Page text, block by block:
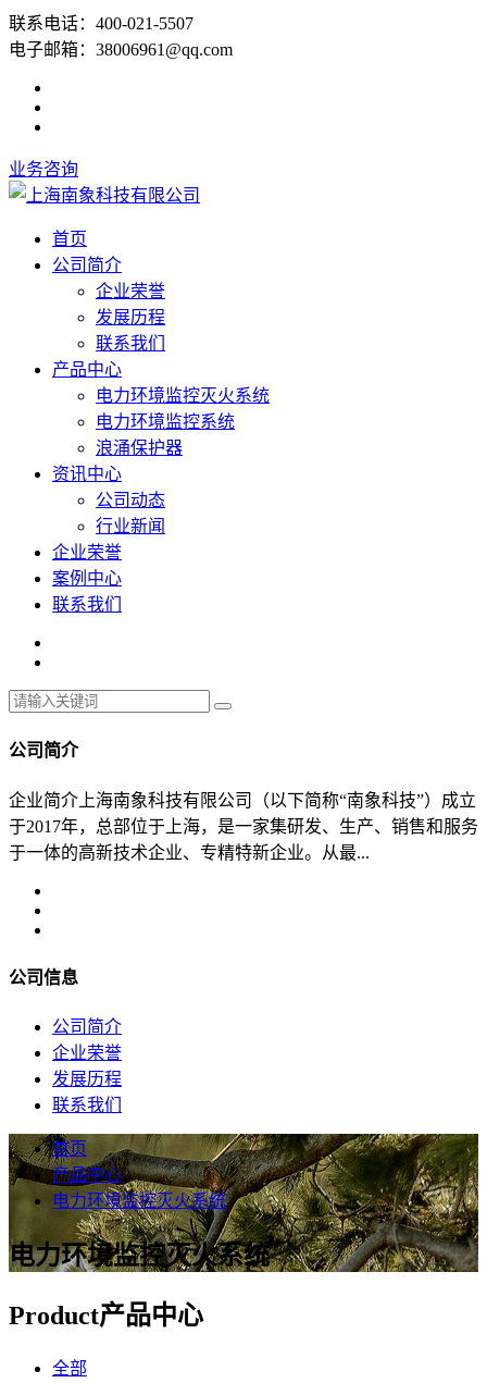
联系电话：400-021-5507
电子邮箱：38006961@qq.com
业务咨询
首页
公司简介
企业荣誉
发展历程
联系我们
产品中心
电力环境监控灭火系统
电力环境监控系统
浪涌保护器
资讯中心
公司动态
行业新闻
企业荣誉
案例中心
联系我们
公司简介
企业简介上海南象科技有限公司（以下简称“南象科技”）成立
于2017年，总部位于上海，是一家集研发、生产、销售和服务
于一体的高新技术企业、专精特新企业。从最...
公司信息
公司简介
企业荣誉
发展历程
联系我们
首页
产品中心
电力环境监控灭火系统
电力环境监控灭火系统
Product产品中心
全部